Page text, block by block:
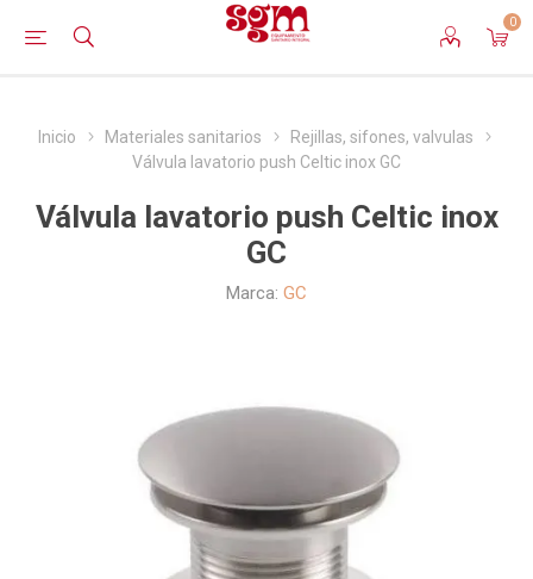
0
Inicio Materiales sanitarios
Rejillas, sifones, valvulas
Válvula lavatorio push Celtic inox GC
Válvula lavatorio push Celtic inox
GC
Marca: GC